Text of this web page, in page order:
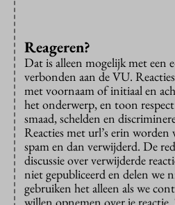
Reageren?
Dat is alleen mogelijk met een
verbonden aan de VU.
met voornaam of initiaal en
het onderwerp, en toon
smaad, schelden en
Reacties met url’s erin worden
spam en dan verwijderd. De
discussie over verwijderde
niet gepubliceerd en delen we
gebruiken het alleen als we